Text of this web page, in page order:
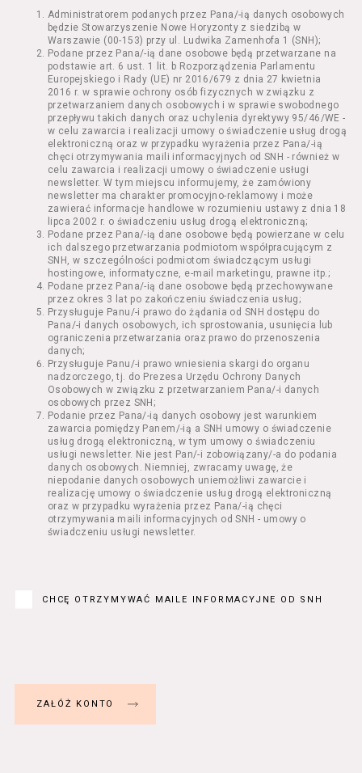
wykorzystaniem Serwisu;
Seans – organizowany przez Usługodawcę
w Kinie Nowe Horyzonty we Wrocławiu (ul.
Kazimierza Wielkiego 19a-21) pokaz filmu nie
stanowiący części Wydarzenia;
Wydarzenie – organizowany przez
Usługodawcę w Kinie Nowe Horyzonty we
Wrocławiu (ul. Kazimierza Wielkiego 19a-21)
festiwal filmowy, przegląd filmowy, pokaz
specjalny, performance, opera, koncert lub
inna podobna impreza;
Kurs – zajęcia organizowane przez
Organizatora będące przedsięwzięciem o
charakterze edukacyjnym;
Bilety – dokumenty potwierdzające zawarcie
umowy z Usługodawcą i uprawniające do
wzięcia udziału w Seansie lub w części
określonego Wydarzenia;
Karnety – zestaw określonej liczby Biletów na
poszczególne części danego Wydarzenia lub
na całe Wydarzenie, przewidziany dla danego
Wydarzenia przez Usługodawcę;
Regulamin – niniejszy regulamin.
§ 2 Postanowienia ogólne
Regulamin określa zasady:
świadczenia Usługobiorcom Usług przez
Usługodawcę, z zastrzeżeniem usług, o
których mowa w ust. 2 pkt 4 i 5 poniżej,
których zasady świadczenia w zakresie
nieuregulowanym w Regulaminie precyzują
odrębne regulaminy,
przetwarzania przez Usługodawcę danych
następujące Usługi:
nabycia Biletów i Karnetów oraz
Administratorem podanych przez Pana/-ią danych osobowych
będzie Stowarzyszenie Nowe Horyzonty z siedzibą w
Warszawie (00-153) przy ul. Ludwika Zamenhofa 1 (SNH);
Podane przez Pana/-ią dane osobowe będą przetwarzane na
podstawie art. 6 ust. 1 lit. b Rozporządzenia Parlamentu
Europejskiego i Rady (UE) nr 2016/679 z dnia 27 kwietnia
2016 r. w sprawie ochrony osób fizycznych w związku z
przetwarzaniem danych osobowych i w sprawie swobodnego
przepływu takich danych oraz uchylenia dyrektywy 95/46/WE -
w celu zawarcia i realizacji umowy o świadczenie usług drogą
elektroniczną oraz w przypadku wyrażenia przez Pana/-ią
chęci otrzymywania maili informacyjnych od SNH - również w
celu zawarcia i realizacji umowy o świadczenie usługi
newsletter. W tym miejscu informujemy, że zamówiony
newsletter ma charakter promocyjno-reklamowy i może
zawierać informacje handlowe w rozumieniu ustawy z dnia 18
lipca 2002 r. o świadczeniu usług drogą elektroniczną;
Podane przez Pana/-ią dane osobowe będą powierzane w celu
ich dalszego przetwarzania podmiotom współpracującym z
SNH, w szczególności podmiotom świadczącym usługi
hostingowe, informatyczne, e-mail marketingu, prawne itp.;
Podane przez Pana/-ią dane osobowe będą przechowywane
przez okres 3 lat po zakończeniu świadczenia usług;
Przysługuje Panu/-i prawo do żądania od SNH dostępu do
Pana/-i danych osobowych, ich sprostowania, usunięcia lub
ograniczenia przetwarzania oraz prawo do przenoszenia
danych;
Przysługuje Panu/-i prawo wniesienia skargi do organu
nadzorczego, tj. do Prezesa Urzędu Ochrony Danych
Osobowych w związku z przetwarzaniem Pana/-i danych
osobowych przez SNH;
Podanie przez Pana/-ią danych osobowy jest warunkiem
zawarcia pomiędzy Panem/-ią a SNH umowy o świadczenie
usług drogą elektroniczną, w tym umowy o świadczeniu
usługi newsletter. Nie jest Pan/-i zobowiązany/-a do podania
danych osobowych. Niemniej, zwracamy uwagę, że
niepodanie danych osobowych uniemożliwi zawarcie i
realizację umowy o świadczenie usług drogą elektroniczną
oraz w przypadku wyrażenia przez Pana/-ią chęci
otrzymywania maili informacyjnych od SNH - umowy o
świadczeniu usługi newsletter.
CHCĘ OTRZYMYWAĆ MAILE INFORMACYJNE OD SNH